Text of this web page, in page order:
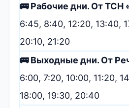
🚌 Рабочие дни. От ТСН
6:45, 8:40, 12:20, 13:40,
20:10, 21:20
🚌 Выходные дни. От
6:00, 7:20, 10:00, 11:20,
18:00, 19:30, 20:40